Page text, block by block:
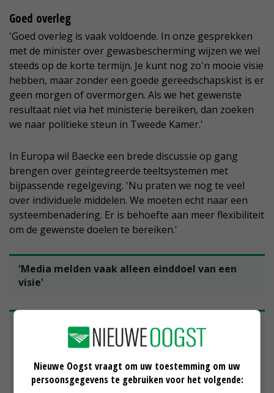
Goed overleg
'Goed overleg is vaak voldoende. In onze gesprekken
met de minister over gewasbescherming wijzen we wel
steeds op de korte termijn. Je kunt nog zo'n mooie visie
hebben, maar zonder een goede gereedschapskist is er
geen morgen of overmorgen. Als we het gewenste
resultaat niet via het ministerie bereiken, dan zoeken
we naar politieke steun in Tweede Kamer.'
In Europa wil Baecke een brede discussie op gang
brengen over geïntegreerde teeltsystemen met
bijpassende regelgeving. 'Nu praten we nog te veel
over individuele middelen. We moeten echt naar een
systeembenadering. Er is behoefte aan meer flexibiliteit
om de gewenste doelen te bereiken.'
'Media melden vaak alleen einddoel van een
visie'
Lobbyist Hinse Boonstra van Bayer begrijpt het
nut niet om als sector mee te gaan in ambitieuze
vergezichten. Hij verwijst naar de
gewasbeschermingvisies en -ambities die zijn
uitgesproken door LTO en andere
Nieuwe Oogst vraagt om uw toestemming om uw
persoonsgegevens te gebruiken voor het volgende: